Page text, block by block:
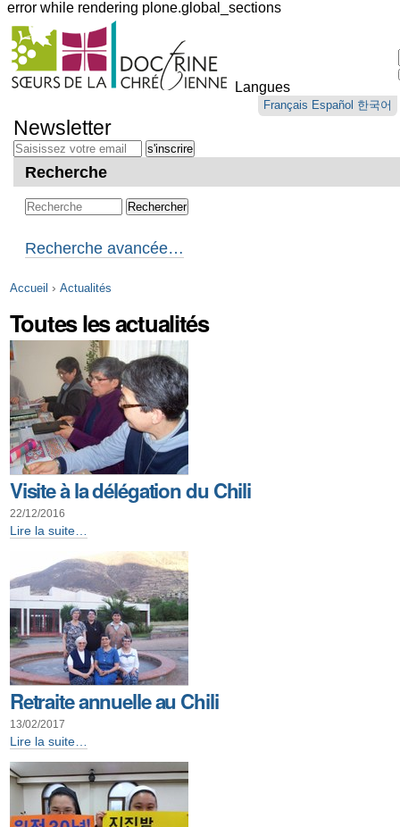
error while rendering plone.global_sections
Outils
personnels
Langues
Français Español 한국어
au
contenu.
Aller
navigation
Newsletter
Recherche
Recherche avancée…
Accueil › Actualités
Toutes les actualités
Visite à la délégation du Chili
22/12/2016
Visite
délégation
du
Chili
-
Lire la suite…
Retraite annuelle au Chili
13/02/2017
Retraite
au
Chili
Lire la suite…